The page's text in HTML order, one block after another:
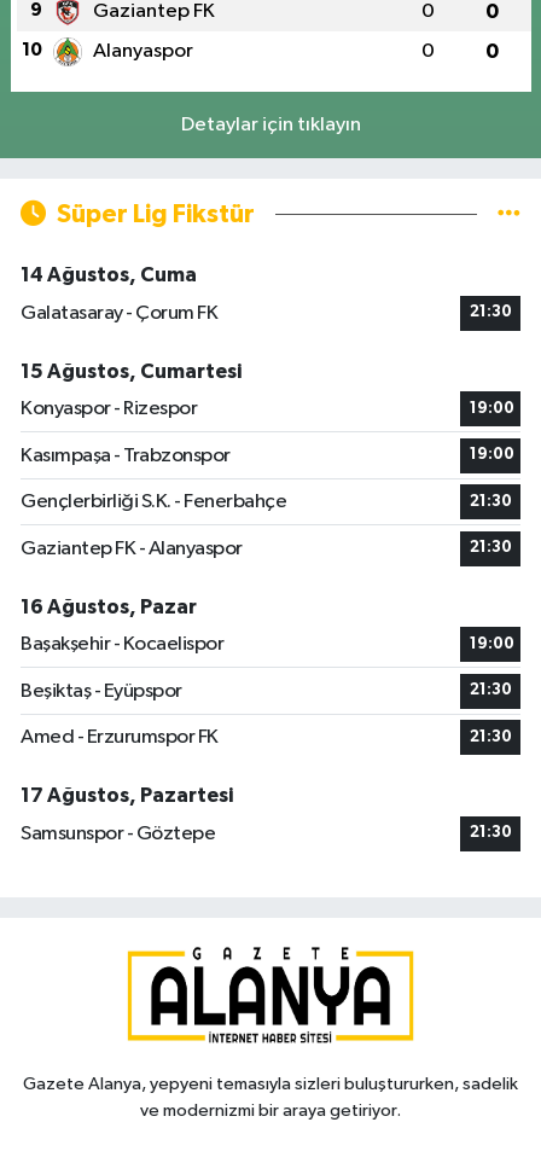
9 Gaziantep FK 0 0
10 Alanyaspor 0 0
Detaylar için tıklayın
Süper Lig Fikstür
14 Ağustos, Cuma
Galatasaray - Çorum FK
21:30
15 Ağustos, Cumartesi
Konyaspor - Rizespor
19:00
Kasımpaşa - Trabzonspor 19:00
Gençlerbirliği S.K. - Fenerbahçe 21:30
Gaziantep FK - Alanyaspor 21:30
16 Ağustos, Pazar
Başakşehir - Kocaelispor
19:00
Beşiktaş - Eyüpspor 21:30
Amed - Erzurumspor FK 21:30
17 Ağustos, Pazartesi
Samsunspor - Göztepe
21:30
Gazete Alanya, yepyeni temasıyla sizleri buluştururken, sadelik
ve modernizmi bir araya getiriyor.